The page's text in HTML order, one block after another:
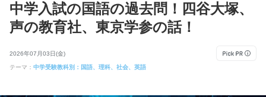
中学入試の国語の過去問！四谷大塚、
声の教育社、東京学参の話！
2026年07月03日(金)
テーマ： 中学受験教科別：国語、理科、社会、英語